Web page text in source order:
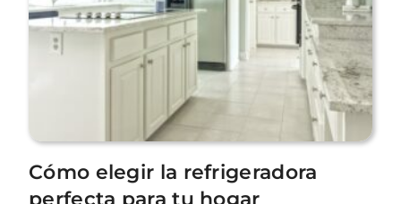
Cómo elegir la refrigeradora
perfecta para tu hogar